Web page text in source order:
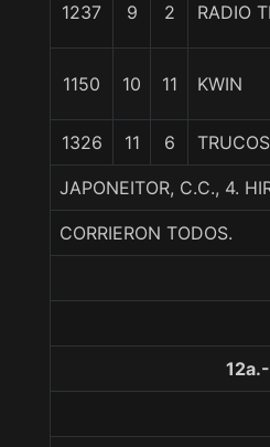
1237 9 2 RADIO
1150 10 11 KWIN
1326 11 6
JAPONEITOR, C.C., 4.
CORRIERON TODOS.